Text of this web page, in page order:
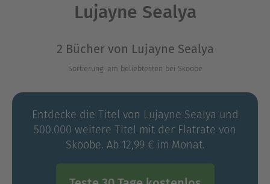
Lujayne Sealya
2 Bücher von Lujayne Sealya
Sortierung: am beliebtesten bei Skoobe
Entdecke die Titel von Lujayne Sealya und
500.000 weitere Titel mit der Flatrate von
Skoobe. Ab 12,99 € im Monat.